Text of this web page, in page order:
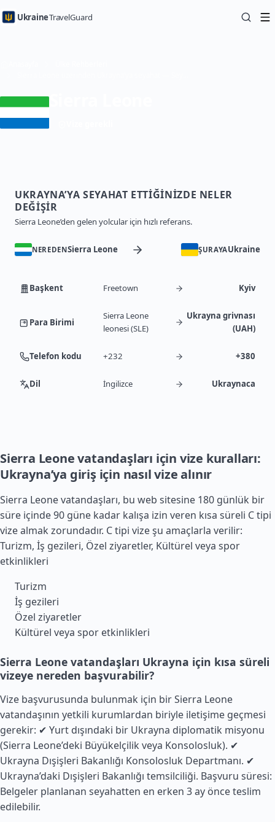
UkraineTravelGuard
UKRAYNA’YA SEYAHAT ETTIĞINIZDE NELER
DEĞIŞIR
Sierra Leone’den gelen yolcular için hızlı referans.
NEREDENSierra Leone ŞURAYAUkraine
Başkent Freetown Kyiv
Para Birimi
Sierra Leone
leonesi (SLE)
Ukrayna grivnası
(UAH)
Telefon kodu +232 +380
Dil İngilizce Ukraynaca
Sierra Leone vatandaşları için vize kuralları:
Ukrayna’ya giriş için nasıl vize alınır
Sierra Leone vatandaşları, bu web sitesine 180 günlük bir
süre içinde 90 güne kadar kalışa izin veren kısa süreli C tipi
vize almak zorundadır. C tipi vize şu amaçlarla verilir:
Turizm, İş gezileri, Özel ziyaretler, Kültürel veya spor
etkinlikleri
Turizm
İş gezileri
Özel ziyaretler
Kültürel veya spor etkinlikleri
Sierra Leone vatandaşları Ukrayna için kısa süreli
vizeye nereden başvurabilir?
Vize başvurusunda bulunmak için bir Sierra Leone
vatandaşının yetkili kurumlardan biriyle iletişime geçmesi
gerekir: ✔ Yurt dışındaki bir Ukrayna diplomatik misyonu
(Sierra Leone’deki Büyükelçilik veya Konsolosluk). ✔
Ukrayna Dışişleri Bakanlığı Konsolosluk Departmanı. ✔
Ukrayna’daki Dışişleri Bakanlığı temsilciliği. Başvuru süresi:
Belgeler planlanan seyahatten en erken 3 ay önce teslim
edilebilir.